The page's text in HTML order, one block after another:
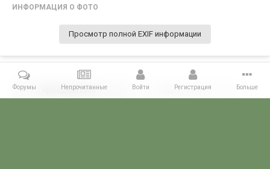
ИНФОРМАЦИЯ О ФОТО
Просмотр полной EXIF информации
Поделиться Подписчики 0
Форумы Непрочитанные Войти Регистрация Больше